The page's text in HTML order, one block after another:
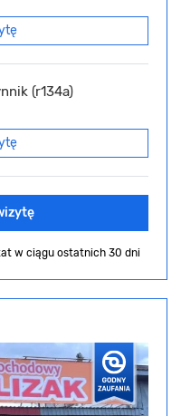
(r134a)
w ciągu ostatnich 30 dni